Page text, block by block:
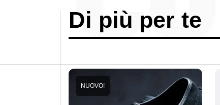
Di più per te
NUOVO!